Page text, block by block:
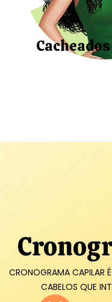
CRONOGRAMA CAPILAR
CABELOS QUE